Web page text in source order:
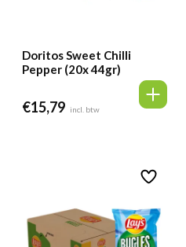
Doritos Sweet Chilli
Pepper (20x 44gr)
€15,79 incl. btw